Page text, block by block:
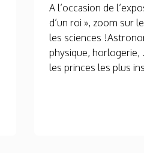
A l’occasion de
d’un roi », zoom sur
les sciences
physique,
les princes les plus